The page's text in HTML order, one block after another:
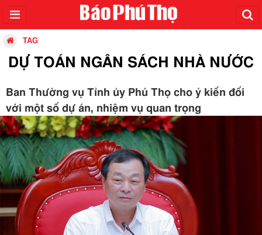
TAG
DỰ TOÁN NGÂN SÁCH NHÀ NƯỚC
Ban Thường vụ Tỉnh ủy Phú Thọ cho ý kiến đối
với một số dự án, nhiệm vụ quan trọng